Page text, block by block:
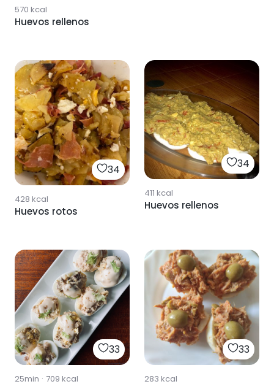
570 kcal
Huevos rellenos
34
428 kcal
Huevos rotos
34
411 kcal
Huevos rellenos
33
25min · 709 kcal
33
283 kcal